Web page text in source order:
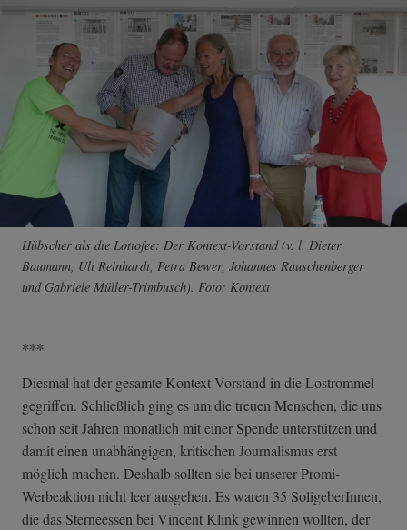
Hübscher als die Lottofee: Der Kontext-Vorstand (v. l. Dieter
Baumann, Uli Reinhardt, Petra Bewer, Johannes Rauschenberger
und Gabriele Müller-Trimbusch). Foto: Kontext
∗∗∗
Diesmal hat der gesamte Kontext-Vorstand in die Lostrommel
gegriffen. Schließlich ging es um die treuen Menschen, die uns
schon seit Jahren monatlich mit einer Spende unterstützen und
damit einen unabhängigen, kritischen Journalismus erst
möglich machen. Deshalb sollten sie bei unserer Promi-
Werbeaktion nicht leer ausgehen. Es waren 35 SoligeberInnen,
die das Sterneessen bei Vincent Klink gewinnen wollten, der